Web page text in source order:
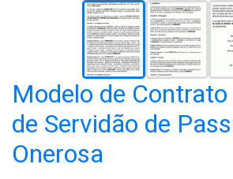
Modelo de
de Servidão de
Onerosa